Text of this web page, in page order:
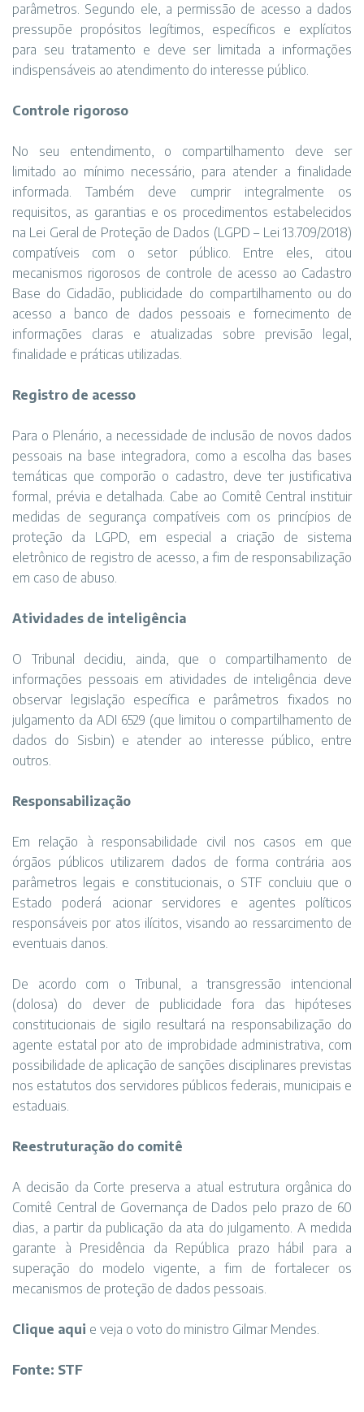
parâmetros. Segundo ele, a permissão de acesso a dados
pressupõe propósitos legítimos, específicos e explícitos
para seu tratamento e deve ser limitada a informações
indispensáveis ao atendimento do interesse público.
Controle rigoroso
No seu entendimento, o compartilhamento deve ser
limitado ao mínimo necessário, para atender a finalidade
informada. Também deve cumprir integralmente os
requisitos, as garantias e os procedimentos estabelecidos
na Lei Geral de Proteção de Dados (LGPD – Lei 13.709/2018)
compatíveis com o setor público. Entre eles, citou
mecanismos rigorosos de controle de acesso ao Cadastro
Base do Cidadão, publicidade do compartilhamento ou do
acesso a banco de dados pessoais e fornecimento de
informações claras e atualizadas sobre previsão legal,
finalidade e práticas utilizadas.
Registro de acesso
Para o Plenário, a necessidade de inclusão de novos dados
pessoais na base integradora, como a escolha das bases
temáticas que comporão o cadastro, deve ter justificativa
formal, prévia e detalhada. Cabe ao Comitê Central instituir
medidas de segurança compatíveis com os princípios de
proteção da LGPD, em especial a criação de sistema
eletrônico de registro de acesso, a fim de responsabilização
em caso de abuso.
Atividades de inteligência
O Tribunal decidiu, ainda, que o compartilhamento de
informações pessoais em atividades de inteligência deve
observar legislação específica e parâmetros fixados no
julgamento da ADI 6529 (que limitou o compartilhamento de
dados do Sisbin) e atender ao interesse público, entre
outros.
Responsabilização
Em relação à responsabilidade civil nos casos em que
órgãos públicos utilizarem dados de forma contrária aos
parâmetros legais e constitucionais, o STF concluiu que o
Estado poderá acionar servidores e agentes políticos
responsáveis por atos ilícitos, visando ao ressarcimento de
eventuais danos.
De acordo com o Tribunal, a transgressão intencional
(dolosa) do dever de publicidade fora das hipóteses
constitucionais de sigilo resultará na responsabilização do
agente estatal por ato de improbidade administrativa, com
possibilidade de aplicação de sanções disciplinares previstas
nos estatutos dos servidores públicos federais, municipais e
estaduais.
Reestruturação do comitê
A decisão da Corte preserva a atual estrutura orgânica do
Comitê Central de Governança de Dados pelo prazo de 60
dias, a partir da publicação da ata do julgamento. A medida
garante à Presidência da República prazo hábil para a
superação do modelo vigente, a fim de fortalecer os
mecanismos de proteção de dados pessoais.
Clique aqui e veja o voto do ministro Gilmar Mendes.
Fonte: STF